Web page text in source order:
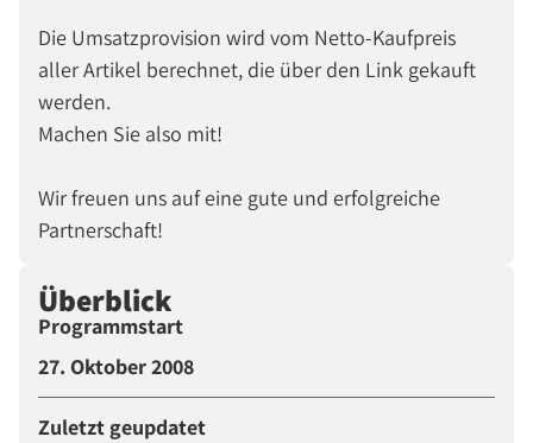
Die Umsatzprovision wird vom Netto-Kaufpreis
aller Artikel berechnet, die über den Link gekauft
werden.
Machen Sie also mit!
Wir freuen uns auf eine gute und erfolgreiche
Partnerschaft!
Überblick
Programmstart
27. Oktober 2008
Zuletzt geupdatet